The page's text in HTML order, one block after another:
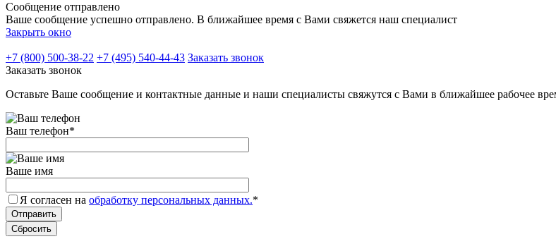
Сообщение отправлено
Ваше сообщение успешно отправлено. В ближайшее время с Вами свяжется наш специалист
Закрыть окно
+7 (800) 500-38-22 +7 (495) 540-44-43 Заказать звонок
Заказать звонок
Оставьте Ваше сообщение и контактные данные и наши специалисты свяжутся с Вами в ближайшее рабочее
Ваш телефон*
Ваше имя
Я согласен на обработку персональных данных.*